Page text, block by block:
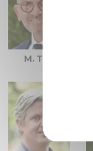
M. Thil